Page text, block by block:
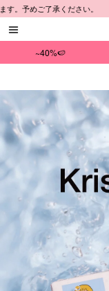
~40%🍉
めご了承ください。